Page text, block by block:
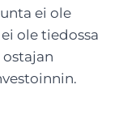
ei ole
ole tiedossa
ostajan